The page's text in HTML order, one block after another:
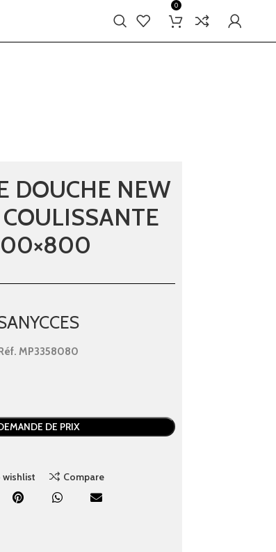
0
DOUCHE NEW
MP3358080
DE PRIX
wishlist Compare